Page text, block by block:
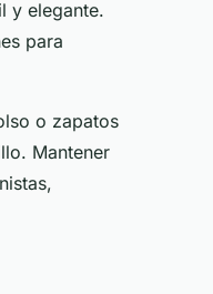
y elegante.
para
o zapatos
Mantener